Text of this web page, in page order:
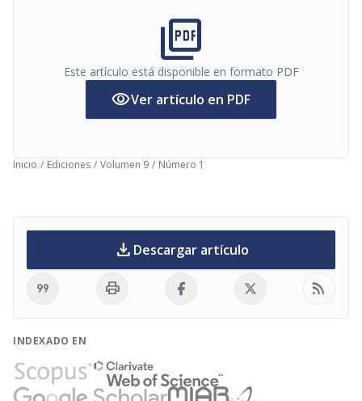
picture_as_pdf
Este artículo está disponible en formato PDF
visibilityVer artículo en PDF
Inicio / Ediciones / Volumen 9 / Número 1
download Descargar artículo
format_quote print rss_feed
INDEXADO EN